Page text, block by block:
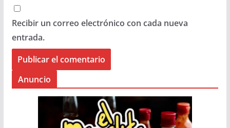
Recibir un correo electrónico con cada nueva
entrada.
Anuncio